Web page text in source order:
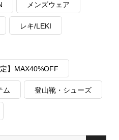
メンズウェア
レキ/LEKI
】MAX40%OFF
ム 登山靴・シューズ